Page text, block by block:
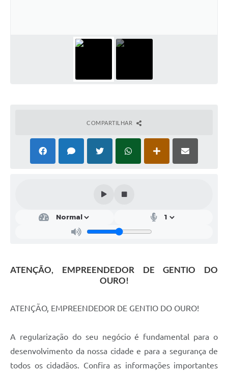
Diário Oficial
COMPARTILHAR
ATENÇÃO, EMPREENDEDOR DE GENTIO DO
OURO!
ATENÇÃO, EMPREENDEDOR DE GENTIO DO OURO!
A regularização do seu negócio é fundamental para o
desenvolvimento da nossa cidade e para a segurança de
todos os cidadãos. Confira as informações importantes